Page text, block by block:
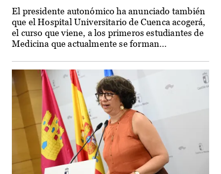
El presidente autonómico ha anunciado también
que el Hospital Universitario de Cuenca acogerá,
el curso que viene, a los primeros estudiantes de
Medicina que actualmente se forman...